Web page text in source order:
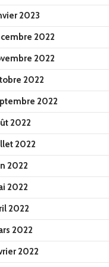
2023
2022
2022
2022
2022
2022
2022
2022
2022
2022
2022
2022